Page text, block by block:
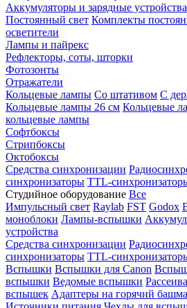
Аккумуляторы и зарядные устройства
Постоянный свет Комплекты
осветители
Лампы и пайрекс
Рефлекторы, соты, шторки
Фотозонты
Отражатели
Кольцевые лампы Со штативом С
Кольцевые лампы 26 см Кольцевые
кольцевые лампы
Софтбоксы
Стрипбоксы
Октобоксы
Средства синхронизации
синхронизаторы TTL-
Студийное оборудование Все
Импульсный свет Raylab FST Godox
моноблоки Лампы-вспышки
устройства
Средства синхронизации
синхронизаторы TTL-
Вспышки Вспышки для Canon
вспышки Ведомые вспышки
вспышек Адаптеры на горячий